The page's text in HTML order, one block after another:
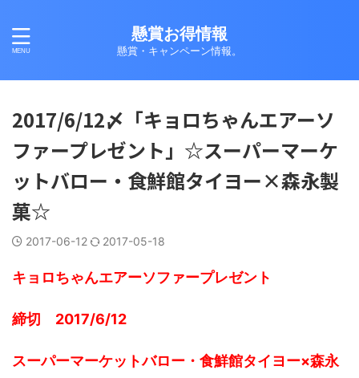
懸賞お得情報
懸賞・キャンペーン情報。
2017/6/12〆「キョロちゃんエアーソ
ファープレゼント」☆スーパーマーケ
ットバロー・食鮮館タイヨー×森永製
菓☆
2017-06-12 2017-05-18
キョロちゃんエアーソファープレゼント
締切 2017/6/12
スーパーマーケットバロー・食鮮館タイヨー×森永